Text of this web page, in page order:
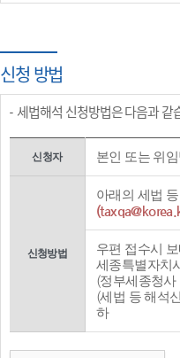
신청 방법
세법해석 신청방법은 다음과 같
신청자 본인 또는 위
신청방법
아래의 세법
우편 접수시
세종특별자치
(정부세종청사
(세법 등 해석
하